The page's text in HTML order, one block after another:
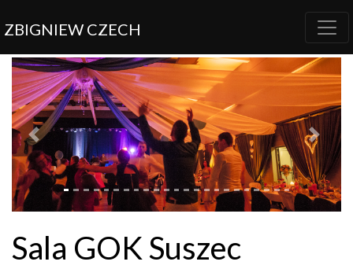
ZBIGNIEW CZECH
Previous Next
Sala GOK Suszec